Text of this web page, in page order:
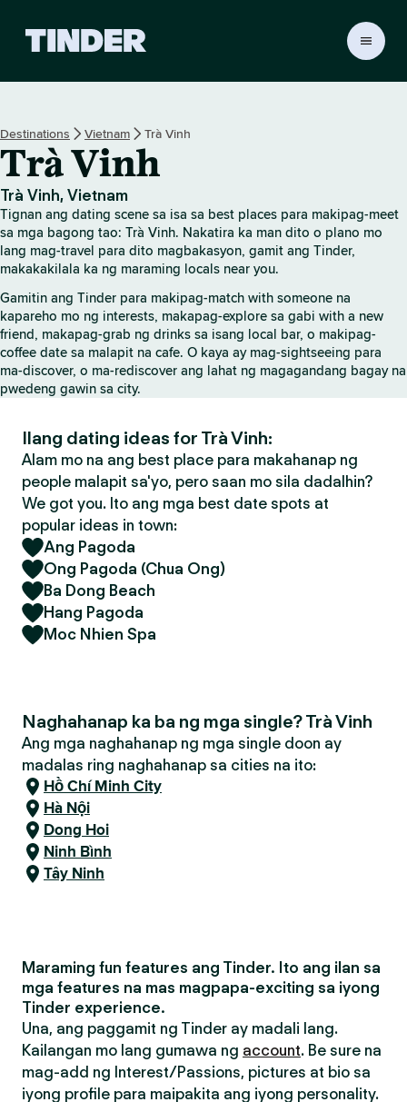
r
H
o
e
Destinations Vietnam Trà Vinh
Trà Vinh
Trà Vinh, Vietnam
Tignan ang dating scene sa isa sa best places para makipag-meet
sa mga bagong tao: Trà Vinh. Nakatira ka man dito o plano mo
lang mag-travel para dito magbakasyon, gamit ang Tinder,
makakakilala ka ng maraming locals near you.
Gamitin ang Tinder para makipag-match with someone na
kapareho mo ng interests, makapag-explore sa gabi with a new
friend, makapag-grab ng drinks sa isang local bar, o makipag-
coffee date sa malapit na cafe. O kaya ay mag-sightseeing para
ma-discover, o ma-rediscover ang lahat ng magagandang bagay na
pwedeng gawin sa city.
Ilang dating ideas for Trà Vinh:
Alam mo na ang best place para makahanap ng
people malapit sa'yo, pero saan mo sila dadalhin?
We got you. Ito ang mga best date spots at
popular ideas in town:
Ang Pagoda
Ong Pagoda (Chua Ong)
Ba Dong Beach
Hang Pagoda
Moc Nhien Spa
Naghahanap ka ba ng mga single? Trà Vinh
Ang mga naghahanap ng mga single doon ay
madalas ring naghahanap sa cities na ito:
Hồ Chí Minh City
Hà Nội
Dong Hoi
Ninh Bình
Tây Ninh
Maraming fun features ang Tinder. Ito ang ilan sa
mga features na mas magpapa-exciting sa iyong
Tinder experience.
Una, ang paggamit ng Tinder ay madali lang.
Kailangan mo lang gumawa ng account. Be sure na
mag-add ng Interest/Passions, pictures at bio sa
iyong profile para maipakita ang iyong personality.